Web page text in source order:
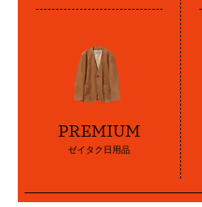
PREMIUM
ゼイタク日用品